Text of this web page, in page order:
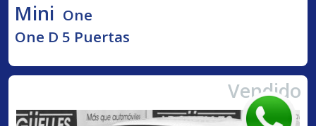
Mini One
One D 5 Puertas
Vendido